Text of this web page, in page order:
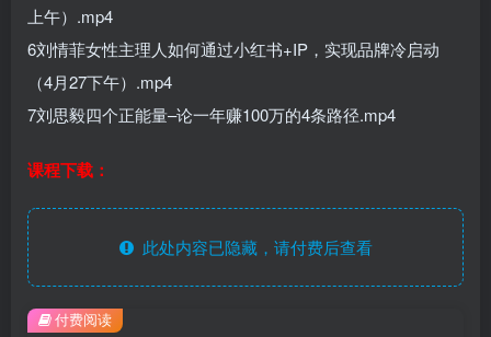
上午）.mp4
6刘情菲女性主理人如何通过小红书+IP，实现品牌冷启动
（4月27下午）.mp4
7刘思毅四个正能量–论一年赚100万的4条路径.mp4
课程下载：
此处内容已隐藏，请付费后查看
付费阅读